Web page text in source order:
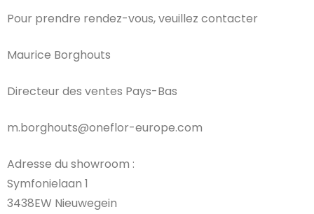
Pour prendre rendez-vous, veuillez contacter
Maurice Borghouts
Directeur des ventes Pays-Bas
m.borghouts@oneflor-europe.com
Adresse du showroom :
Symfonielaan 1
3438EW Nieuwegein